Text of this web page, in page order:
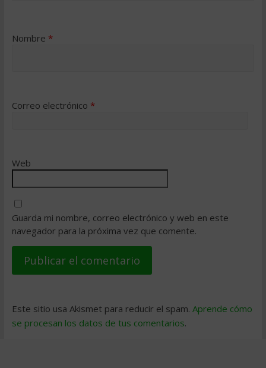
Nombre *
Correo electrónico *
Web
Guarda mi nombre, correo electrónico y web en este
navegador para la próxima vez que comente.
Este sitio usa Akismet para reducir el spam. Aprende cómo
se procesan los datos de tus comentarios.